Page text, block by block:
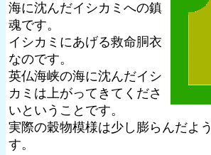
海に沈んだイシカミへの鎮
魂です。
イシカミにあげる救命胴衣
なのです。
英仏海峡の海に沈んだイシ
カミは上がってきてくださ
いということです。
実際の穀物模様は少し膨らんだよ
す。